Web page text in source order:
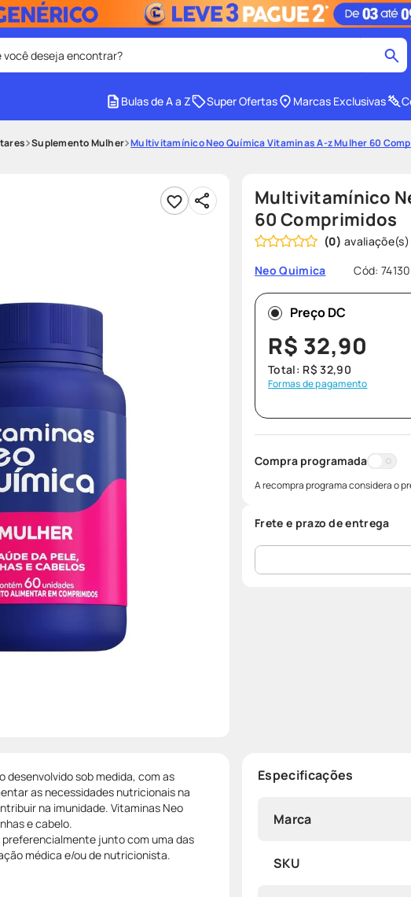
deseja encontrar?
4º tadalafila
8º desodorante
teste gravidez
Bulas de A a Z Super Ofertas Marcas Exclusivas
Suplemento Mulher Multivitamínico Neo Química Vitaminas A-z Mulher 60
Multivitamínico
60 Comprimidos
(0)
Neo Quimica
Cód:
Preço DC
R$ 32,90
Total: R$ 32,90
Formas de pagamento
Compra programada
A recompra programa considera o
Frete e prazo de entrega
desenvolvido sob medida, com as
as necessidades nutricionais na
na imunidade. Vitaminas Neo
e cabelo.
preferencialmente junto com uma das
médica e/ou de nutricionista.
Especificações
Marca
SKU